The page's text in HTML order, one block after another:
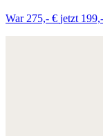
War 275,- € jetzt